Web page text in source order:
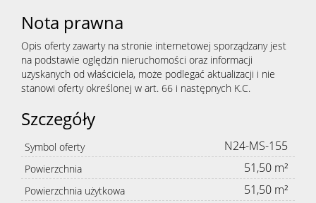
Nota prawna
Opis oferty zawarty na stronie internetowej sporządzany jest
na podstawie oględzin nieruchomości oraz informacji
uzyskanych od właściciela, może podlegać aktualizacji i nie
stanowi oferty określonej w art. 66 i następnych K.C.
Szczegóły
Symbol oferty N24-MS-155
Powierzchnia 51,50 m²
Powierzchnia użytkowa 51,50 m²